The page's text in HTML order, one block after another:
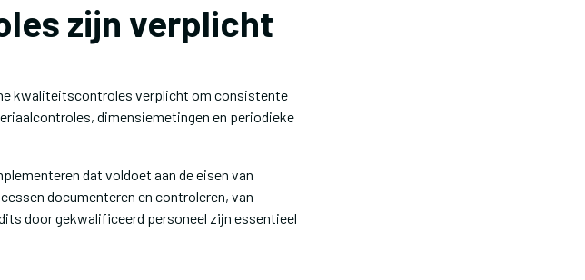
zijn verplicht
kwaliteitscontroles verplicht om consistente
dimensiemetingen en periodieke
dat voldoet aan de eisen van
documenteren en controleren, van
door gekwalificeerd personeel zijn essentieel